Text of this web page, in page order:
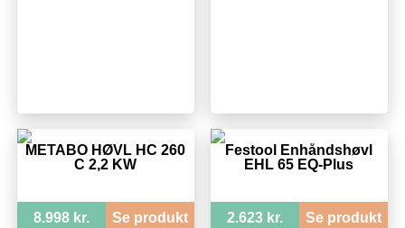
METABO HØVL HC 260
C 2,2 KW
8.998 kr. Se produkt
Festool Énhåndshøvl
EHL 65 EQ-Plus
2.623 kr. Se produkt